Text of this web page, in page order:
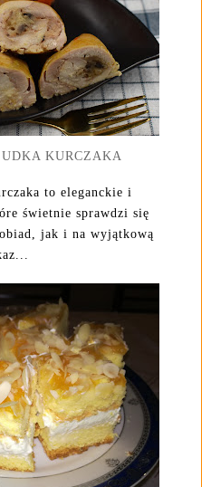
KURCZAKA
to eleganckie i
świetnie sprawdzi się
jak i na wyjątkową